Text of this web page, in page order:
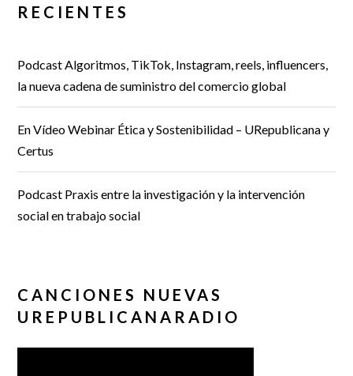
RECIENTES
Podcast Algoritmos, TikTok, Instagram, reels, influencers,
la nueva cadena de suministro del comercio global
En Vídeo Webinar Ética y Sostenibilidad – URepublicana y
Certus
Podcast Praxis entre la investigación y la intervención
social en trabajo social
CANCIONES NUEVAS
UREPUBLICANARADIO